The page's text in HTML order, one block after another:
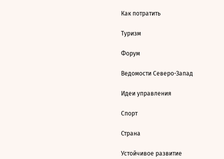
Как потратить
Туризм
Форум
Ведомости Северо-Запад
Идеи управления
Спорт
Страна
Устойчивое развитие